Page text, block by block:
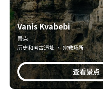
Vanis Kvabebi
景点
历史和考古遗址 · 宗教场所
查看景点